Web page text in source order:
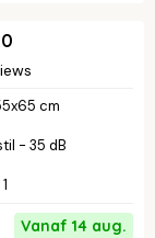
cm
- 35 dB
1
Vanaf 14 aug.